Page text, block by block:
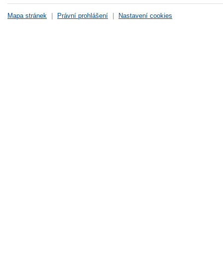
Mapa stránek | Právní prohlášení | Nastavení cookies